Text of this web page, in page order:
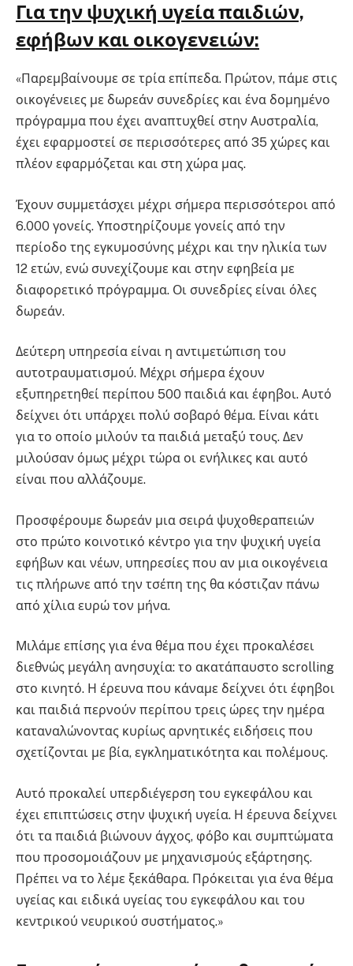
Για την ψυχική υγεία παιδιών,
εφήβων και οικογενειών:
«Παρεμβαίνουμε σε τρία επίπεδα. Πρώτον, πάμε στις
οικογένειες με δωρεάν συνεδρίες και ένα δομημένο
πρόγραμμα που έχει αναπτυχθεί στην Αυστραλία,
έχει εφαρμοστεί σε περισσότερες από 35 χώρες και
πλέον εφαρμόζεται και στη χώρα μας.
Έχουν συμμετάσχει μέχρι σήμερα περισσότεροι από
6.000 γονείς. Υποστηρίζουμε γονείς από την
περίοδο της εγκυμοσύνης μέχρι και την ηλικία των
12 ετών, ενώ συνεχίζουμε και στην εφηβεία με
διαφορετικό πρόγραμμα. Οι συνεδρίες είναι όλες
δωρεάν.
Δεύτερη υπηρεσία είναι η αντιμετώπιση του
αυτοτραυματισμού. Μέχρι σήμερα έχουν
εξυπηρετηθεί περίπου 500 παιδιά και έφηβοι. Αυτό
δείχνει ότι υπάρχει πολύ σοβαρό θέμα. Είναι κάτι
για το οποίο μιλούν τα παιδιά μεταξύ τους. Δεν
μιλούσαν όμως μέχρι τώρα οι ενήλικες και αυτό
είναι που αλλάζουμε.
Προσφέρουμε δωρεάν μια σειρά ψυχοθεραπειών
στο πρώτο κοινοτικό κέντρο για την ψυχική υγεία
εφήβων και νέων, υπηρεσίες που αν μια οικογένεια
τις πλήρωνε από την τσέπη της θα κόστιζαν πάνω
από χίλια ευρώ τον μήνα.
Μιλάμε επίσης για ένα θέμα που έχει προκαλέσει
διεθνώς μεγάλη ανησυχία: το ακατάπαυστο scrolling
στο κινητό. Η έρευνα που κάναμε δείχνει ότι έφηβοι
και παιδιά περνούν περίπου τρεις ώρες την ημέρα
καταναλώνοντας κυρίως αρνητικές ειδήσεις που
σχετίζονται με βία, εγκληματικότητα και πολέμους.
Αυτό προκαλεί υπερδιέγερση του εγκεφάλου και
έχει επιπτώσεις στην ψυχική υγεία. Η έρευνα δείχνει
ότι τα παιδιά βιώνουν άγχος, φόβο και συμπτώματα
που προσομοιάζουν με μηχανισμούς εξάρτησης.
Πρέπει να το λέμε ξεκάθαρα. Πρόκειται για ένα θέμα
υγείας και ειδικά υγείας του εγκεφάλου και του
κεντρικού νευρικού συστήματος.»